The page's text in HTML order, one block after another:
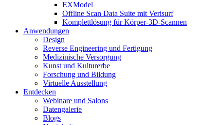
EXModel
Offline Scan Data Suite mit Verisurf
Komplettlösung für Körper-3D-Scannen
Anwendungen
Design
Reverse Engineering und Fertigung
Medizinische Versorgung
Kunst und Kulturerbe
Forschung und Bildung
Virtuelle Ausstellung
Entdecken
Webinare und Salons
Datengalerie
Blogs